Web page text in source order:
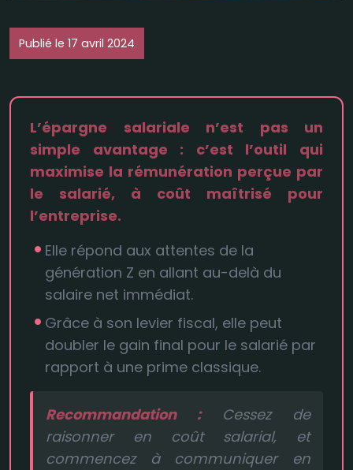
Publié le 17 avril 2024
L’épargne salariale n’est pas un
simple avantage : c’est l’outil qui
maximise la rémunération perçue par
le salarié, à coût maîtrisé pour
l’entreprise.
Elle répond aux attentes de la
génération Z en allant au-delà du
salaire net immédiat.
Grâce à son levier fiscal, elle peut
doubler le gain final pour le salarié par
rapport à une prime classique.
Recommandation :Cessez de
raisonner en coût salarial, et
commencez à communiquer en